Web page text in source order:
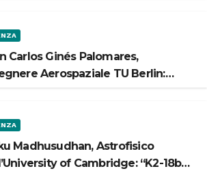
Carlos Ginés Palomares,
Aerospaziale TU Berlin:
Madhusudhan, Astrofisico
of Cambridge: “K2-18b